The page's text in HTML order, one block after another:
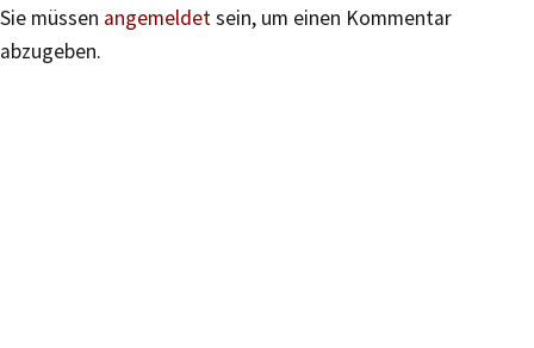
Sie müssen angemeldetsein, um einen Kommentar
abzugeben.